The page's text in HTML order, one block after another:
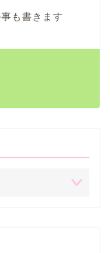
も書きます